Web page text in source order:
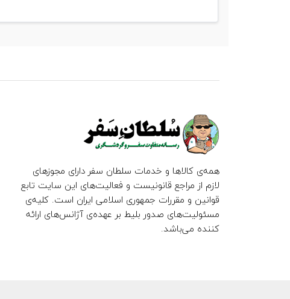
همه‌ی کالاها و خدمات سلطان سفر دارای مجوزهای
لازم از مراجع قانونیست و فعالیت‌های این سایت تابع
قوانین و مقررات جمهوری اسلامی ایران است. کلیه‌ی
مسئولیت‌های صدور بلیط بر عهده‌ی آژانس‌های ارائه
کننده می‌باشد.